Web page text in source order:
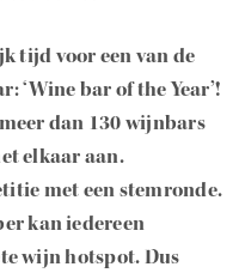
tijd voor een van de
‘Wine bar of the Year’!
dan 130 wijnbars
elkaar aan.
met een stemronde.
kan iedereen
wijn hotspot. Dus